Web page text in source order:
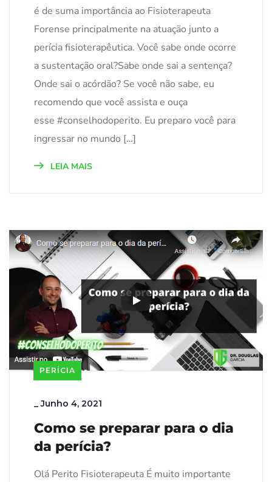
é de suma importância ao Fisioterapeuta
Forense principalmente na atuação junto a
perícia fisioterapêutica. Você sabe onde ocorre
a sustentação oral?Sabe onde sai a sentença?
Onde sai o acórdão? Se você não sabe, eu
recomendo que você assista e ouça
esse #conselhodoperito. Eu preparo você para
ingressar no mundo […]
LEIA MAIS
PERÍCIA
_Junho 4, 2021
Como se preparar para o dia
da perícia?
Olá Perito Fisioterapeuta É muito importante